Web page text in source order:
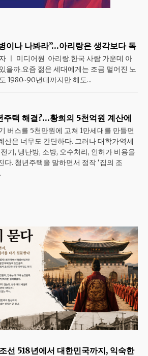
이나 나봐라”…아리랑은 생각보다 독
ㅣ 미디어원 아리랑.한국 사람 가운데 아
을까.요즘 젊은 세대에게는 조금 멀어진 노
1980~90년대까지만 해도...
주택 해결?…황희의 5천억원 계산에
버스를 5천만원에 고쳐 1만세대를 만들면
산은 너무도 간단하다. 그러나 대학가·역세
기, 냉난방, 소방, 오수처리, 인허가 비용을
다. 청년주택을 말하면서 정작 ‘집의 조
선 518년에서 대한민국까지, 익숙한